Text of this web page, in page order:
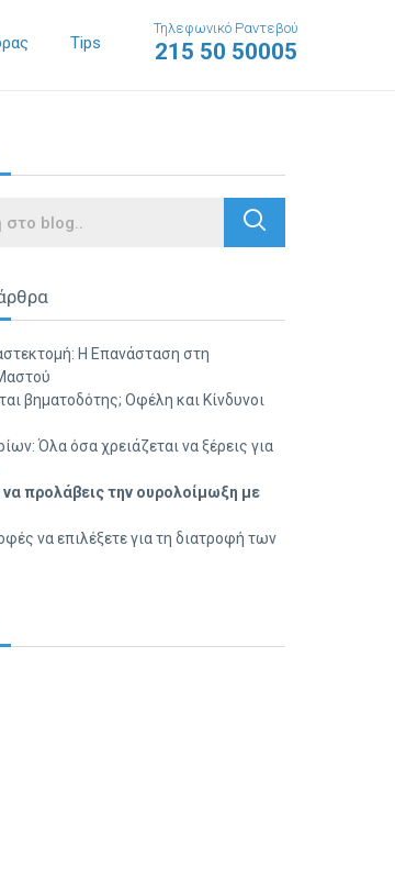
Tips
Τηλεφωνικό Ραντεβού
215 50 50005
Search
Η Επανάσταση στη
βηματοδότης; Οφέλη και Κίνδυνοι
Όλα όσα χρειάζεται να ξέρεις για
προλάβεις την ουρολοίμωξη με
να επιλέξετε για τη διατροφή των